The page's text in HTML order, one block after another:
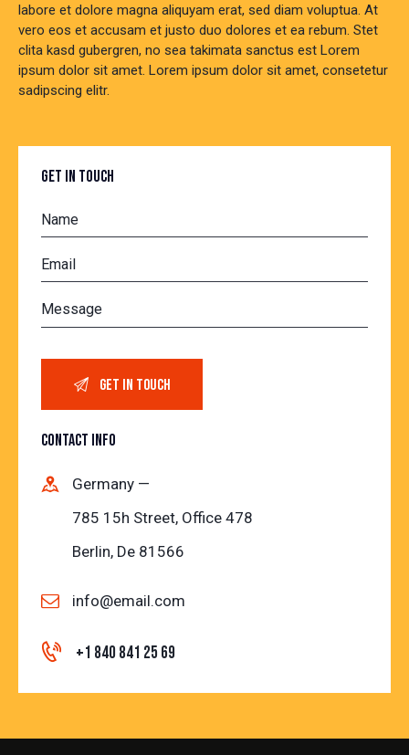
labore et dolore magna aliquyam erat, sed diam voluptua. At
vero eos et accusam et justo duo dolores et ea rebum. Stet
clita kasd gubergren, no sea takimata sanctus est Lorem
ipsum dolor sit amet. Lorem ipsum dolor sit amet, consetetur
sadipscing elitr.
GET IN TOUCH
CONTACT INFO
Germany —
785 15h Street, Office 478
Berlin, De 81566
info@email.com
+1 840 841 25 69